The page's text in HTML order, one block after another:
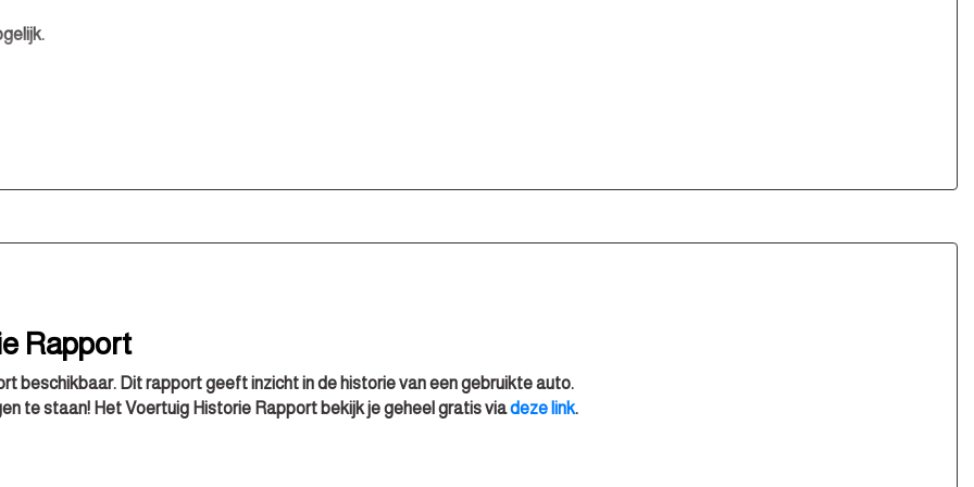
in deze advertentie correct weer te geven. Er kunnen echter geen rechten worden ontleend aan de verstrekte
informatie maar controleer altijd zelf de zaken welke voor jouw belangrijk zijn en je beslissing zouden kunnen
vragen.
Rapport
beschikbaar. Dit rapport geeft inzicht in de historie van een gebruikte auto.
te staan! Het Voertuig Historie Rapport bekijk je geheel gratis viadeze link.